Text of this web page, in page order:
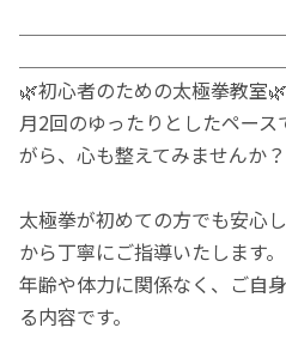
🌿初心者のための太極拳教室🌿
月2回のゆったりとしたペー
がら、心も整えてみませんか？
太極拳が初めての方でも安心
から丁寧にご指導いたします。
年齢や体力に関係なく、ご自
る内容です。